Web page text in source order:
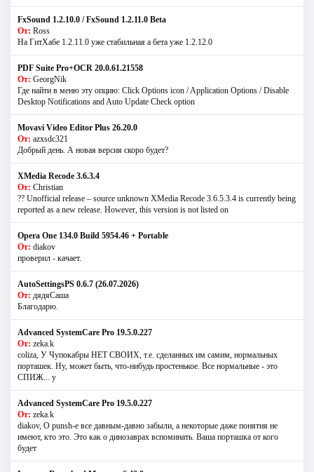
FxSound 1.2.10.0 / FxSound 1.2.11.0 Beta
От: Ross
На ГитХабе 1.2.11.0 уже стабильная а бета уже 1.2.12.0
PDF Suite Pro+OCR 20.0.61.21558
От: GeorgNik
Где найти в меню эту опцию: Click Options icon / Application Options / Disable
Desktop Notifications and Auto Update Check option
Movavi Video Editor Plus 26.20.0
От: azxsdc321
Добрый день. А новая версия скоро будет?
XMedia Recode 3.6.3.4
От: Christian
?? Unofficial release – source unknown XMedia Recode 3.6.5.3.4 is currently being
reported as a new release. However, this version is not listed on
Opera One 134.0 Build 5954.46 + Portable
От: diakov
проверил - качает.
AutoSettingsPS 0.6.7 (26.07.2026)
От: дядяСаша
Благодарю.
Advanced SystemCare Pro 19.5.0.227
От: zeka.k
coliza, У Чупокабры НЕТ СВОИХ, т.е. сделанных им самим, нормальных
порташек. Ну, может быть, что-нибудь простенькое. Все нормальные - это
СПИЖ... у
Advanced SystemCare Pro 19.5.0.227
От: zeka.k
diakov, О punsh-е все давным-давно забыли, а некоторые даже понятия не
имеют, кто это. Это как о динозаврах вспоминать. Ваша порташка от кого
будет